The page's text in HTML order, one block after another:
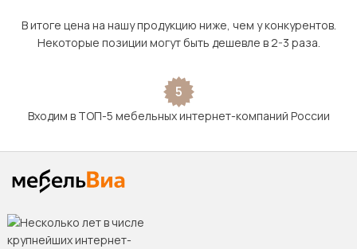
В итоге цена на нашу продукцию ниже, чем у конкурентов.
Некоторые позиции могут быть дешевле в 2-3 раза.
5
Входим в ТОП-5 мебельных интернет-компаний России